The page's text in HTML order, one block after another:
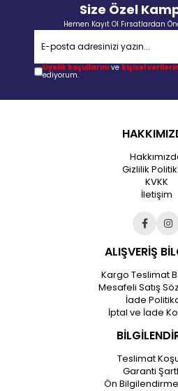
Size Özel
Hemen Kayıt Ol Fırsatlardan
Üyelik koşullarını ve kişisel
ediyorum.
Gizlilik
KVKK
İletişim
ALIŞVERİŞ
Kargo Teslimat
Mesafeli Satış
İade
İptal ve İade
Teslimat
Garanti
Ön